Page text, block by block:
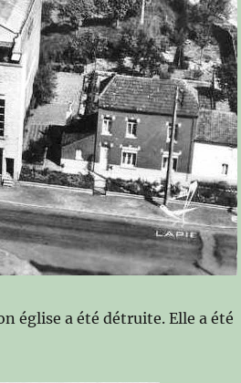
église a été détruite. Elle a été